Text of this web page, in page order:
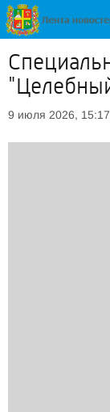
9 июля 2026, 15:17